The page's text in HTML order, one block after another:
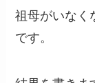
祖母がいなく
です。